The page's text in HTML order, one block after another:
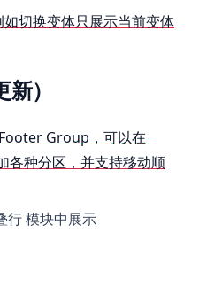
切换变体只展示当前变体
）
Group，可以在
各种分区，并支持移动顺
行 模块中展示